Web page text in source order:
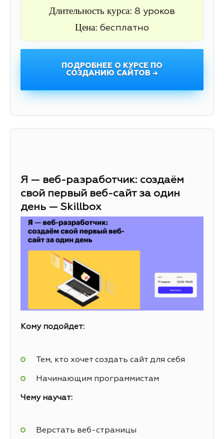
Длительность курса: 8 уроков
Цена: бесплатно
ПОДРОБНЕЕ О КУРСЕ ПО
СОЗДАНИЮ САЙТОВ →
Я — веб-разработчик: создаём
свой первый веб-сайт за один
день — Skillbox
Кому подойдет:
Тем, кто хочет создать сайт для себя
Начинающим программистам
Чему научат:
Верстать веб-страницы